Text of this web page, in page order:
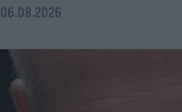
06.08.2026